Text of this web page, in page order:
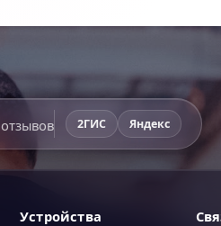
отзывов 2ГИС Яндекс
Устройства